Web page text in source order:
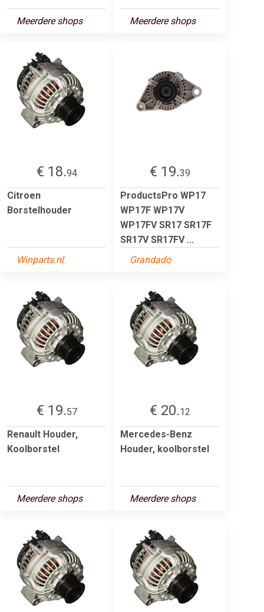
Meerdere shops Meerdere shops
€ 18.94
Citroen
Borstelhouder
Winparts.nl
€ 19.39
ProductsPro WP17
WP17F WP17V
WP17FV SR17 SR17F
SR17V SR17FV ...
Grandado
€ 19.57
Renault Houder,
Koolborstel
Meerdere shops
€ 20.12
Mercedes-Benz
Houder, koolborstel
Meerdere shops